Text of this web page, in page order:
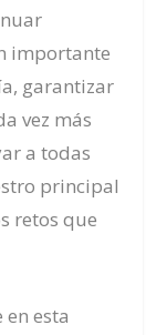
importante
garantizar
vez más
a todas
principal
retos que
en esta